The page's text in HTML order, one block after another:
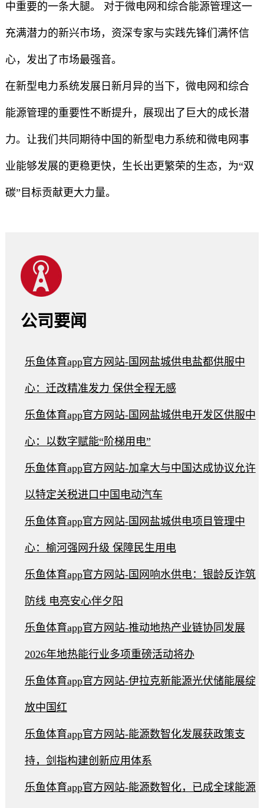
中重要的一条大腿。 对于微电网和综合能源管理这一
充满潜力的新兴市场，资深专家与实践先锋们满怀信
心，发出了市场最强音。
在新型电力系统发展日新月异的当下，微电网和综合
能源管理的重要性不断提升，展现出了巨大的成长潜
力。让我们共同期待中国的新型电力系统和微电网事
业能够发展的更稳更快，生长出更繁荣的生态，为“双
碳”目标贡献更大力量。
公司要闻
乐鱼体育app官方网站-国网盐城供电盐都供服中
心：迁改精准发力 保供全程无感
乐鱼体育app官方网站-国网盐城供电开发区供服中
心：以数字赋能“阶梯用电”
乐鱼体育app官方网站-加拿大与中国达成协议允许
以特定关税进口中国电动汽车
乐鱼体育app官方网站-国网盐城供电项目管理中
心：榆河强网升级 保障民生用电
乐鱼体育app官方网站-国网响水供电：银龄反诈筑
防线 电亮安心伴夕阳
乐鱼体育app官方网站-推动地热产业链协同发展
2026年地热能行业多项重磅活动将办
乐鱼体育app官方网站-伊拉克新能源光伏储能展绽
放中国红
乐鱼体育app官方网站-能源数智化发展获政策支
持，剑指构建创新应用体系
乐鱼体育app官方网站-能源数智化，已成全球能源